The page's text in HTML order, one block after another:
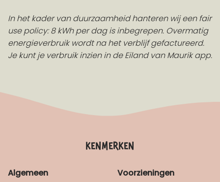
In het kader van duurzaamheid hanteren wij een fair
use policy: 8 kWh per dag is inbegrepen. Overmatig
energieverbruik wordt na het verblijf gefactureerd.
Je kunt je verbruik inzien in de Eiland van Maurik app.
kenmerken
Algemeen Voorzieningen